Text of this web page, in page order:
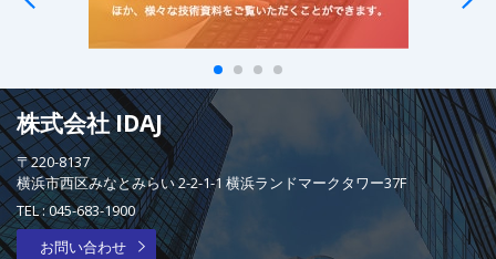
株式会社 IDAJ
〒220-8137
横浜市西区みなとみらい 2-2-1-1 横浜ランドマークタワー37F
TEL :045-683-1900
お問い合わせ